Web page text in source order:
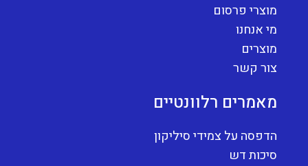
מוצרי פרסום
מי אנחנו
מוצרים
צור קשר
מאמרים רלוונטיים
הדפסה על צמידי סיליקון
סיכות דש